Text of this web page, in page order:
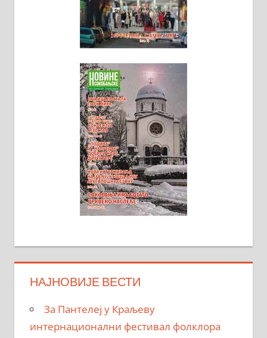
НАЈНОВИЈЕ ВЕСТИ
За Пантелеј у Краљеву
интернационални фестивал фолклора